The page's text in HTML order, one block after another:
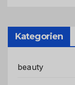
Kategorien
beauty